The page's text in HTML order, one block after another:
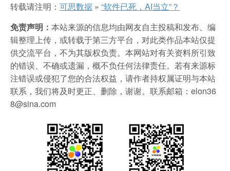
转载请注明： 可思数据 » “软件已死，AI当立”？
免责声明： 本站来源的信息均由网友自主投稿和发布、编
辑整理上传，或转载于第三方平台，对此类作品本站仅提
供交流平台，不为其版权负责。本网站对有关资料所引致
的错误、不确或遗漏，概不负任何法律责任。若有来源标
注错误或侵犯了您的合法权益，请作者持权属证明与本站
联系，我们将及时更正、删除，谢谢。联系邮箱：elon36
8@sina.com